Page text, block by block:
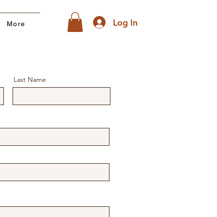
More Log In
Last Name